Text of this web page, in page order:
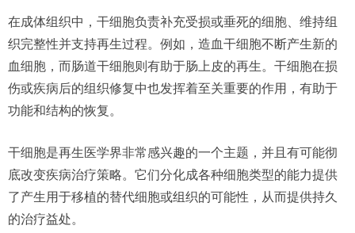
在成体组织中，干细胞负责补充受损或垂死的细胞、维持组
织完整性并支持再生过程。例如，造血干细胞不断产生新的
血细胞，而肠道干细胞则有助于肠上皮的再生。干细胞在损
伤或疾病后的组织修复中也发挥着至关重要的作用，有助于
功能和结构的恢复。
干细胞是再生医学界非常感兴趣的一个主题，并且有可能彻
底改变疾病治疗策略。它们分化成各种细胞类型的能力提供
了产生用于移植的替代细胞或组织的可能性，从而提供持久
的治疗益处。